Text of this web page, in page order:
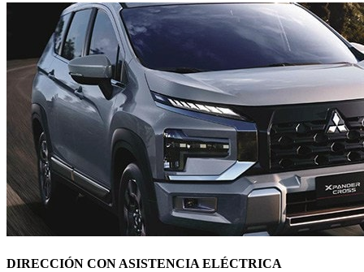
DIRECCIÓN CON ASISTENCIA ELÉCTRICA